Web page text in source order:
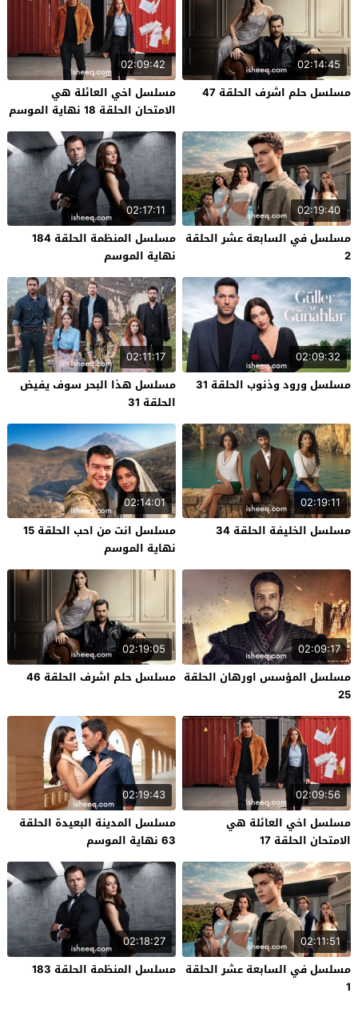
02:14:45
مسلسل حلم اشرف الحلقة 47
02:09:42
مسلسل اخي العائلة هي
الامتحان الحلقة 18 نهاية الموسم
02:19:40
مسلسل في السابعة عشر الحلقة
2
02:17:11
مسلسل المنظمة الحلقة 184
نهاية الموسم
02:09:32
مسلسل ورود وذنوب الحلقة 31
02:11:17
مسلسل هذا البحر سوف يفيض
الحلقة 31
02:19:11
مسلسل الخليفة الحلقة 34
02:14:01
مسلسل انت من احب الحلقة 15
نهاية الموسم
02:09:17
مسلسل المؤسس اورهان الحلقة
25
02:19:05
مسلسل حلم اشرف الحلقة 46
02:09:56
مسلسل اخي العائلة هي
الامتحان الحلقة 17
02:19:43
مسلسل المدينة البعيدة الحلقة
63 نهاية الموسم
02:11:51
مسلسل في السابعة عشر الحلقة
1
02:18:27
مسلسل المنظمة الحلقة 183